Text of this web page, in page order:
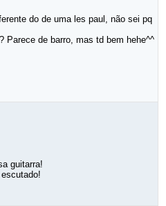
do de uma les paul, não sei pq
Parece de barro, mas td bem hehe^^
guitarra!